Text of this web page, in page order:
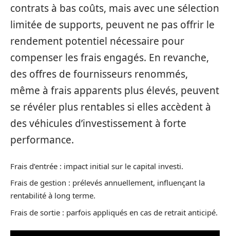
contrats à bas coûts, mais avec une sélection
limitée de supports, peuvent ne pas offrir le
rendement potentiel nécessaire pour
compenser les frais engagés. En revanche,
des offres de fournisseurs renommés,
même à frais apparents plus élevés, peuvent
se révéler plus rentables si elles accèdent à
des véhicules d’investissement à forte
performance.
Frais d’entrée : impact initial sur le capital investi.
Frais de gestion : prélevés annuellement, influençant la
rentabilité à long terme.
Frais de sortie : parfois appliqués en cas de retrait anticipé.